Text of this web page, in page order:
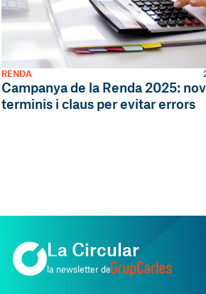
Campanya de la Renda 2025:
terminis i claus per evitar errors
RENDA
La Circular
la newsletter de